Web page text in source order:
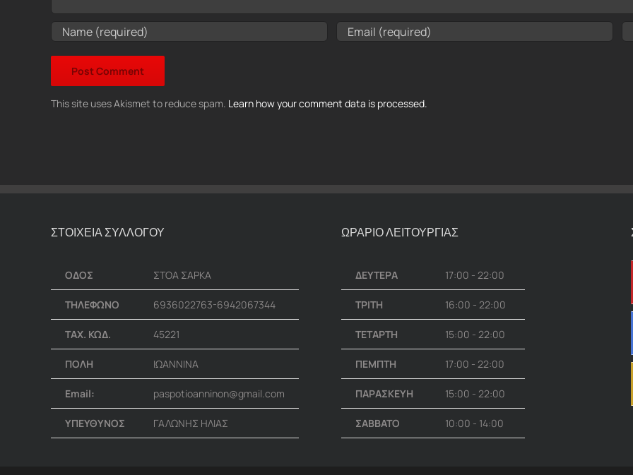
This site uses Akismet to reduce spam. Learn how your comment data is processed.
ΣΤΟΙΧΕΙΑ ΣΥΛΛΟΓΟΥ
ΟΔΟΣ ΣΤΟΑ ΣΑΡΚΑ
ΤΗΛΕΦΩΝΟ 6936022763-6942067344
ΤΑΧ. ΚΩΔ. 45221
ΠΟΛΗ ΙΩΑΝΝΙΝΑ
Email: paspotioanninon@gmail.com
ΥΠΕΥΘΥΝΟΣ ΓΑΛΩΝΗΣ ΗΛΙΑΣ
ΩΡΑΡΙΟ ΛΕΙΤΟΥΡΓΙΑΣ
ΔΕΥΤΕΡΑ 17:00 - 22:00
ΤΡΙΤΗ 16:00 - 22:00
ΤΕΤΑΡΤΗ 15:00 - 22:00
ΠΕΜΠΤΗ 17:00 - 22:00
ΠΑΡΑΣΚΕΥΗ 15:00 - 22:00
ΣΑΒΒΑΤΟ 10:00 - 14:00